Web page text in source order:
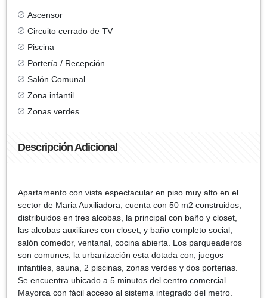
Ascensor
Circuito cerrado de TV
Piscina
Portería / Recepción
Salón Comunal
Zona infantil
Zonas verdes
Descripción Adicional
Apartamento con vista espectacular en piso muy alto en el
sector de Maria Auxiliadora, cuenta con 50 m2 construidos,
distribuidos en tres alcobas, la principal con baño y closet,
las alcobas auxiliares con closet, y baño completo social,
salón comedor, ventanal, cocina abierta. Los parqueaderos
son comunes, la urbanización esta dotada con, juegos
infantiles, sauna, 2 piscinas, zonas verdes y dos porterias.
Se encuentra ubicado a 5 minutos del centro comercial
Mayorca con fácil acceso al sistema integrado del metro.